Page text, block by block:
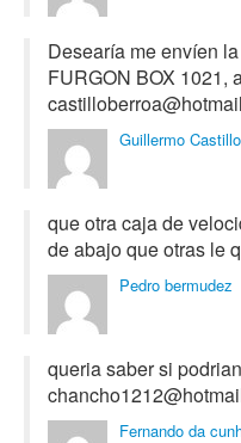
Desearía me envíen
FURGON BOX 1021,
Guillermo Castillo
que otra caja de
de abajo que otras le
Pedro bermudez
queria saber si
Fernando da